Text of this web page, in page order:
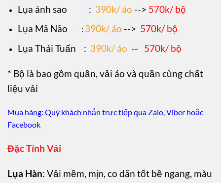
Lụa ánh sao : 390k/ áo --> 570k/ bộ
Lụa Mã Não
: 390k/ áo --> 570k/ bộ
Lụa Thái Tuấn
: 390k/ áo -- 570k/ bộ
* Bộ là bao gồm quần, vải áo và quần cùng chất
liệu vải
Mua hàng: Quý khách nhắn trực tiếp qua Zalo, Viber hoặc
Facebook
Đặc Tính Vải
Lụa Hàn: Vải mềm, mịn, co dãn tốt bề ngang, màu